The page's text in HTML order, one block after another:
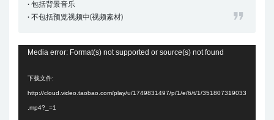
· 包括背景音乐
· 不包括预览视频中(视频素材)
Media error: Format(s) not supported or source(s) not found
下载文件:
http://cloud.video.taobao.com/play/u/1749831497/p/1/e/6/t/1/351807319033
.mp4?_=1